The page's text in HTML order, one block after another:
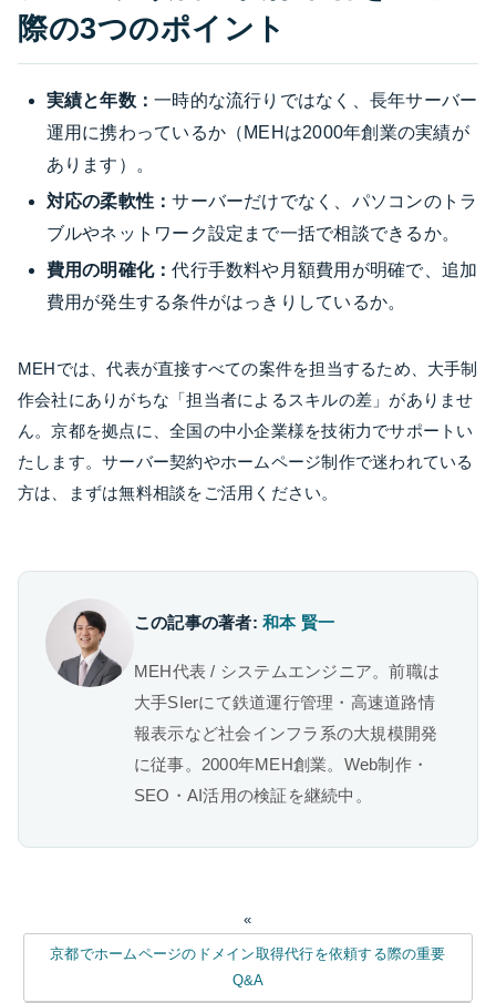
際の3つのポイント
実績と年数：一時的な流行りではなく、長年サーバー
運用に携わっているか（MEHは2000年創業の実績が
あります）。
対応の柔軟性：サーバーだけでなく、パソコンのトラ
ブルやネットワーク設定まで一括で相談できるか。
費用の明確化：代行手数料や月額費用が明確で、追加
費用が発生する条件がはっきりしているか。
MEHでは、代表が直接すべての案件を担当するため、大手制
作会社にありがちな「担当者によるスキルの差」がありませ
ん。京都を拠点に、全国の中小企業様を技術力でサポートい
たします。サーバー契約やホームページ制作で迷われている
方は、まずは無料相談をご活用ください。
この記事の著者:和本 賢一
MEH代表 / システムエンジニア。前職は
大手SIerにて鉄道運行管理・高速道路情
報表示など社会インフラ系の大規模開発
に従事。2000年MEH創業。Web制作・
SEO・AI活用の検証を継続中。
«
京都でホームページのドメイン取得代行を依頼する際の重要
Q&A